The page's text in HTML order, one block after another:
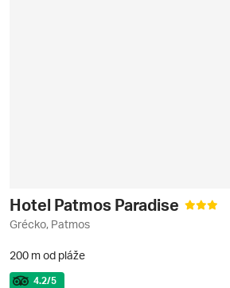
Hotel Patmos Paradise
Grécko, Patmos
200 m od pláže
4.2/5